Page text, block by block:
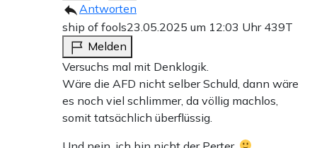
Antworten
ship of fools23.05.2025 um 12:03 Uhr 439T
Melden
Versuchs mal mit Denklogik.
Wäre die AFD nicht selber Schuld, dann wäre
es noch viel schlimmer, da völlig machlos,
somit tatsächlich überflüssig.